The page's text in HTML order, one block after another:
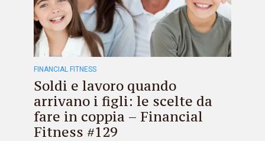
FINANCIAL FITNESS
Soldi e lavoro quando
arrivano i figli: le scelte da
fare in coppia – Financial
Fitness #129